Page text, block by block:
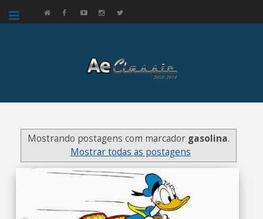
Mostrando postagens com marcador gasolina.
Mostrar todas as postagens